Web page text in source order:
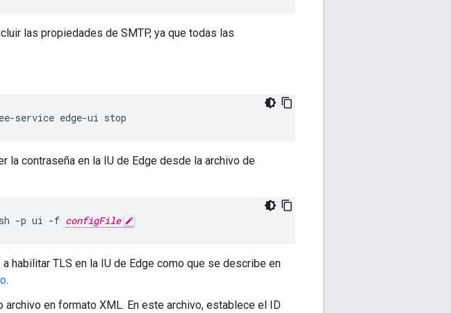
las propiedades de SMTP, ya que todas las
service edge-ui stop
la contraseña en la IU de Edge desde la archivo de
-p ui -f configFile
a habilitar TLS en la IU de Edge como que se describe en
.
archivo en formato XML. En este archivo, establece el ID